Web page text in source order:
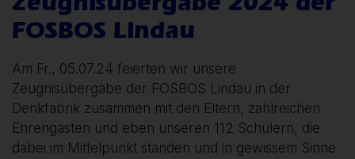
FOSBOS Lindau
Am Fr., 05.07.24 feierten wir unsere
Zeugnisübergabe der FOSBOS Lindau in der
Denkfabrik zusammen mit den Eltern, zahlreichen
Ehrengästen und eben unseren 112 Schülern, die
dabei im Mittelpunkt standen und in gewissem Sinne